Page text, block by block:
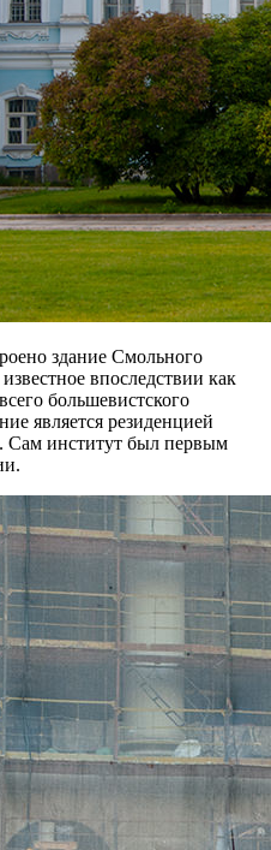
здание Смольного
впоследствии как
большевистского
является резиденцией
Сам институт был первым